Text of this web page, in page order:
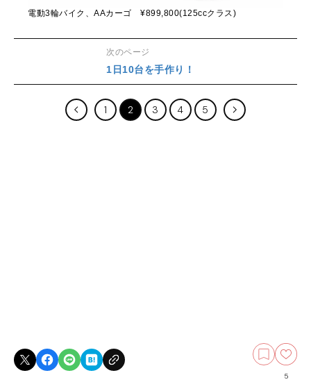
電動3輪バイク、AAカーゴ ¥899,800(125ccクラス)
次のページ
1日10台を手作り！
1 2 3 4 5
5